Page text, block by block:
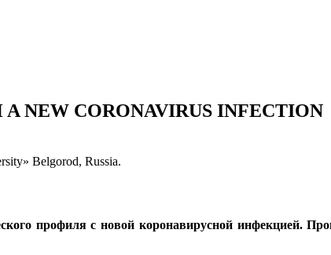
NEW CORONAVIRUS INFECTION
Belgorod, Russia.
профиля с новой коронавирусной инфекцией.